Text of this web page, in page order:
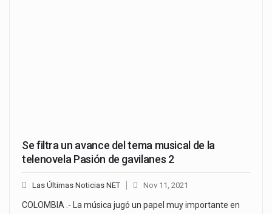
Se filtra un avance del tema musical de la
telenovela Pasión de gavilanes 2
Las Últimas Noticias NET Nov 11, 2021
COLOMBIA .- La música jugó un papel muy importante en